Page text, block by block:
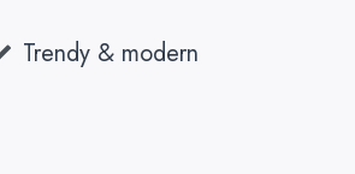
Trendy & modern